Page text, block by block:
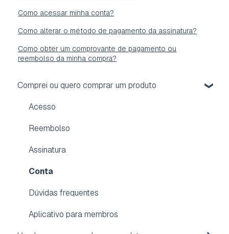
Como acessar minha conta?
Como alterar o método de pagamento da assinatura?
Como obter um comprovante de pagamento ou
reembolso da minha compra?
Comprei ou quero comprar um produto
Acesso
Reembolso
Assinatura
Conta
Dúvidas frequentes
Aplicativo para membros